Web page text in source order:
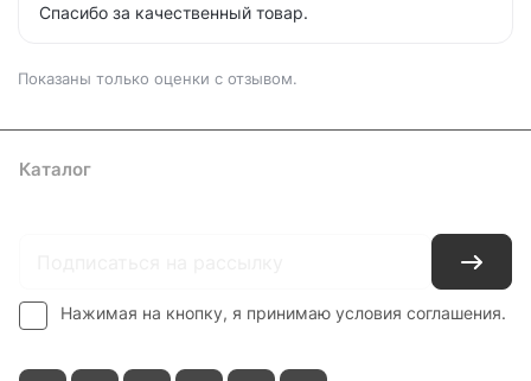
Спасибо за качественный товар.
Показаны только оценки с отзывом.
Каталог
Нажимая на кнопку, я принимаю условия соглашения.